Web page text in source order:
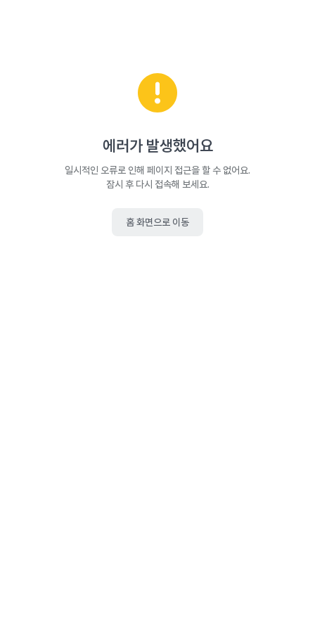
에러가 발생했어요
일시적인 오류로 인해 페이지 접근을 할 수 없어요.
잠시 후 다시 접속해 보세요.
홈 화면으로 이동